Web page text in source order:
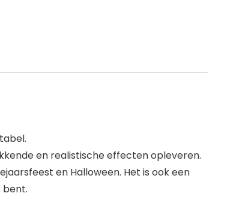
en realistische effecten opleveren.
en Halloween. Het is ook een
bent.